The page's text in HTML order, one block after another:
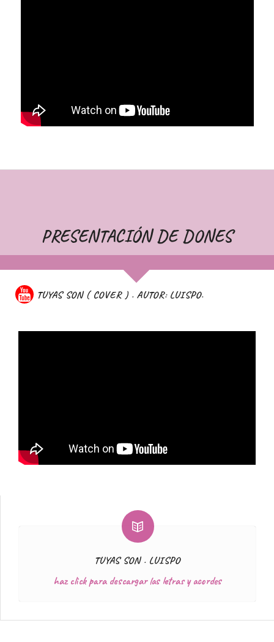
PRESENTACIÓN DE DONES
TUYAS SON ( COVER ) . AUTOR: LUISPO.
TUYAS SON . LUISPO
haz click para descargar las letras y acordes